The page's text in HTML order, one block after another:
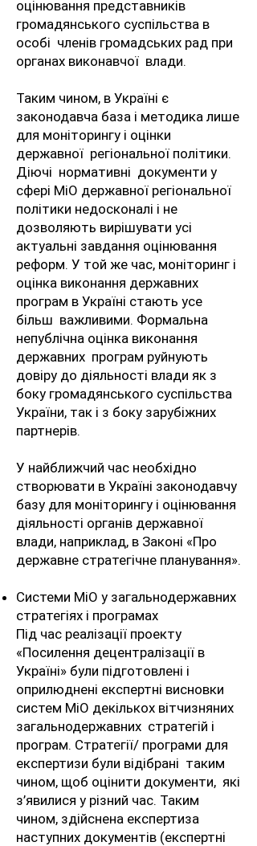
оцінювання представників
громадянського суспільства в
особі членів громадських рад при
органах виконавчої влади.
Таким чином, в Україні є
законодавча база і методика лише
для моніторингу і оцінки
державної регіональної політики.
Діючі нормативні документи у
сфері МіО державної регіональної
політики недосконалі і не
дозволяють вирішувати усі
актуальні завдання оцінювання
реформ. У той же час, моніторинг і
оцінка виконання державних
програм в Україні стають усе
більш важливими. Формальна
непублічна оцінка виконання
державних програм руйнують
довіру до діяльності влади як з
боку громадянського суспільства
України, так і з боку зарубіжних
партнерів.
У найближчий час необхідно
створювати в Україні законодавчу
базу для моніторингу і оцінювання
діяльності органів державної
влади, наприклад, в Законі «Про
державне стратегічне планування».
Системи МіО у загальнодержавних
стратегіях і програмах
Під час реалізації проекту
«Посилення децентралізації в
Україні» були підготовлені і
оприлюднені експертні висновки
систем МіО декількох вітчизняних
загальнодержавних стратегій і
програм. Стратегії/ програми для
експертизи були відібрані таким
чином, щоб оцінити документи, які
з’явилися у різний час. Таким
чином, здійснена експертиза
наступних документів (експертні